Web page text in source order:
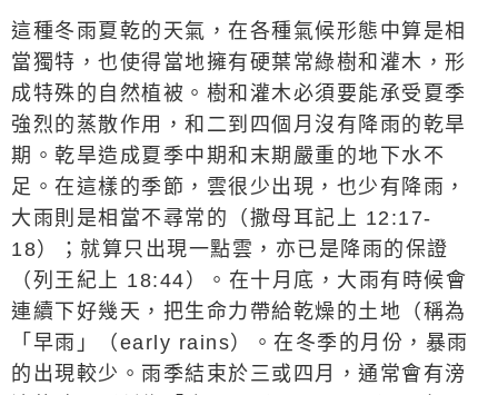
這種冬雨夏乾的天氣，在各種氣候形態中算是相
當獨特，也使得當地擁有硬葉常綠樹和灌木，形
成特殊的自然植被。樹和灌木必須要能承受夏季
強烈的蒸散作用，和二到四個月沒有降雨的乾旱
期。乾旱造成夏季中期和末期嚴重的地下水不
足。在這樣的季節，雲很少出現，也少有降雨，
大雨則是相當不尋常的（撒母耳記上 12:17-
18）；就算只出現一點雲，亦已是降雨的保證
（列王紀上 18:44 ）。在十月底，大雨有時候會
連續下好幾天，把生命力帶給乾燥的土地（稱為
「早雨」（ early rains）。在冬季的月份，暴雨
的出現較少。雨季結束於三或四月，通常會有滂